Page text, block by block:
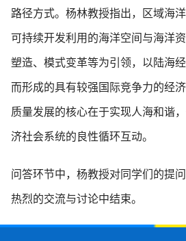
路径方式。杨林教授指出，区域海
可持续开发利用的海洋空间与海洋
塑造、模式变革等为引领，以陆海
而形成的具有较强国际竞争力的经
质量发展的核心在于实现人海和谐
济社会系统的良性循环互动。
问答环节中，杨教授对同学们的提
热烈的交流与讨论中结束。